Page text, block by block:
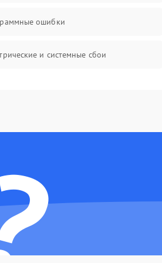
ошибки
и системные сбои
охлаждения